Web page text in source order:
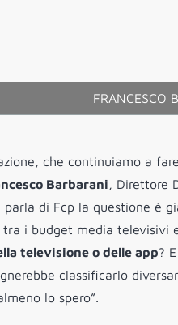
FRANCESCO
che continuiamo a
Barbarani, Direttore
parla di Fcp la questione è
tra i budget media televisivi
televisione o delle app?
classificarlo
lo spero”.